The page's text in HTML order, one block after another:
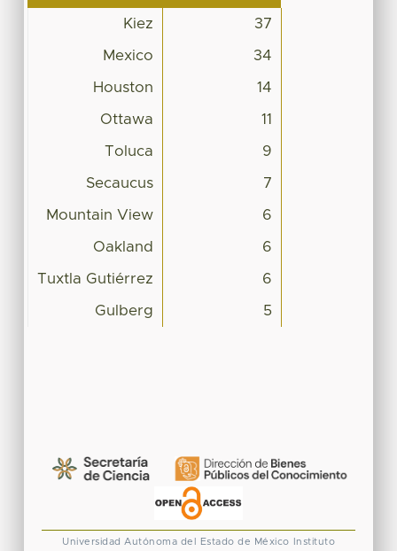
Kiez 37
Mexico 34
Houston 14
Ottawa 11
Toluca 9
Secaucus 7
Mountain View 6
Oakland 6
Tuxtla Gutiérrez 6
Gulberg 5
Universidad Autónoma del Estado de México Instituto